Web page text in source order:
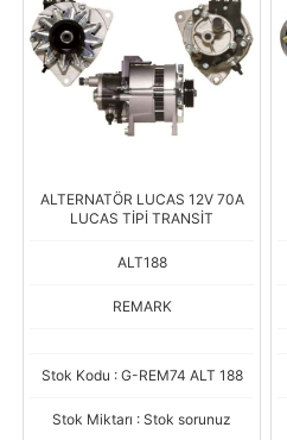
ALTERNATÖR LUCAS 12V 70A
LUCAS TİPİ TRANSİT
ALT188
REMARK
Stok Kodu : G-REM74 ALT 188
Stok Miktarı : Stok sorunuz